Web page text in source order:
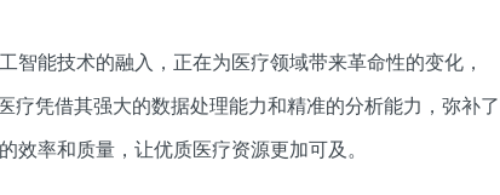
智能技术的融入，正在为医疗领域带来革命性的变化，
疗凭借其强大的数据处理能力和精准的分析能力，弥补了
效率和质量，让优质医疗资源更加可及。